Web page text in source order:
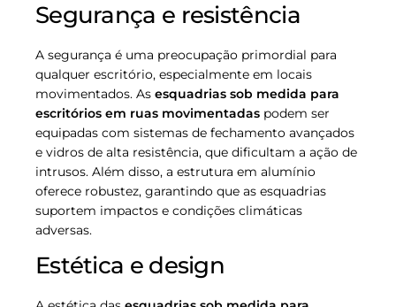
Segurança e resistência
A segurança é uma preocupação primordial para
qualquer escritório, especialmente em locais
movimentados. As esquadrias sob medida para
escritórios em ruas movimentadas podem ser
equipadas com sistemas de fechamento avançados
e vidros de alta resistência, que dificultam a ação de
intrusos. Além disso, a estrutura em alumínio
oferece robustez, garantindo que as esquadrias
suportem impactos e condições climáticas
adversas.
Estética e design